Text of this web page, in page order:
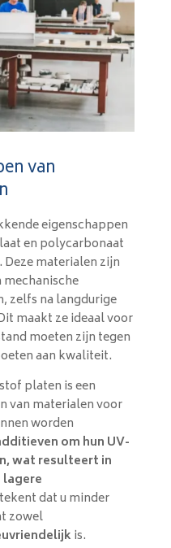
van
eigenschappen
en polycarbonaat
Deze materialen zijn
zelfs na langdurige
maakt ze ideaal voor
moeten zijn tegen
aan kwaliteit.
platen is een
van materialen voor
worden
om hun UV-
wat resulteert in
lagere
dat u minder
zowel
is.